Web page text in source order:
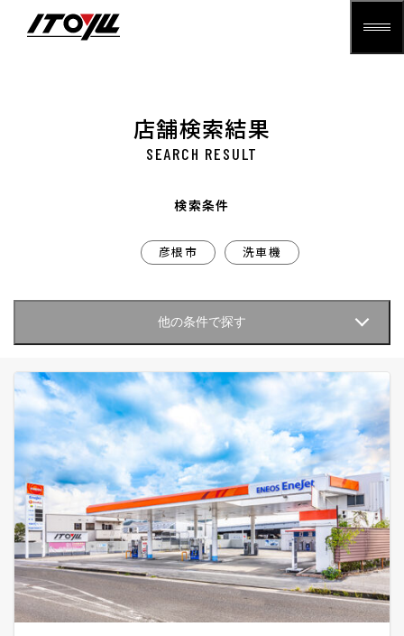
店舗検索結果
SEARCH RESULT
検索条件
彦根市 洗車機
他の条件で探す